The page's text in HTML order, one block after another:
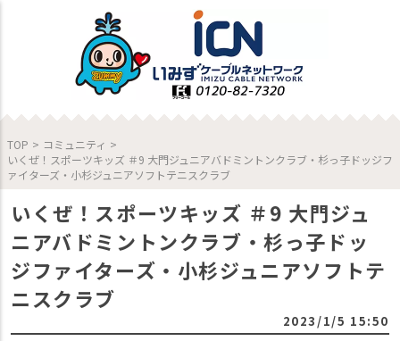
TOP > コミュニティ >
いくぜ！スポーツキッズ ＃9 大門ジュニアバドミントンクラブ・杉っ子ドッジフ
ァイターズ・小杉ジュニアソフトテニスクラブ
いくぜ！スポーツキッズ ＃9 大門ジュ
ニアバドミントンクラブ・杉っ子ドッ
ジファイターズ・小杉ジュニアソフトテ
ニスクラブ
2023/1/5 15:50